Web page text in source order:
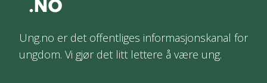
Ung.no er det offentliges informasjonskanal for
ungdom. Vi gjør det litt lettere å være ung.